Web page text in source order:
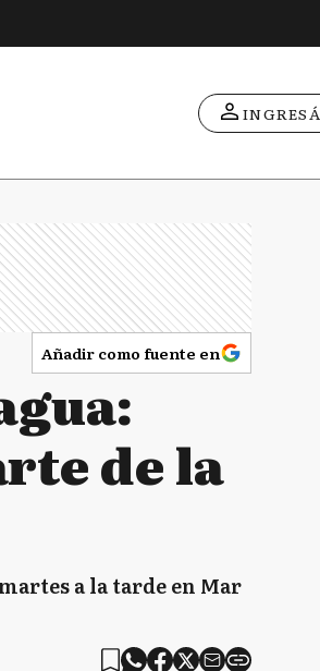
INGRESÁ
Añadir como fuente en
de la
a la tarde en Mar